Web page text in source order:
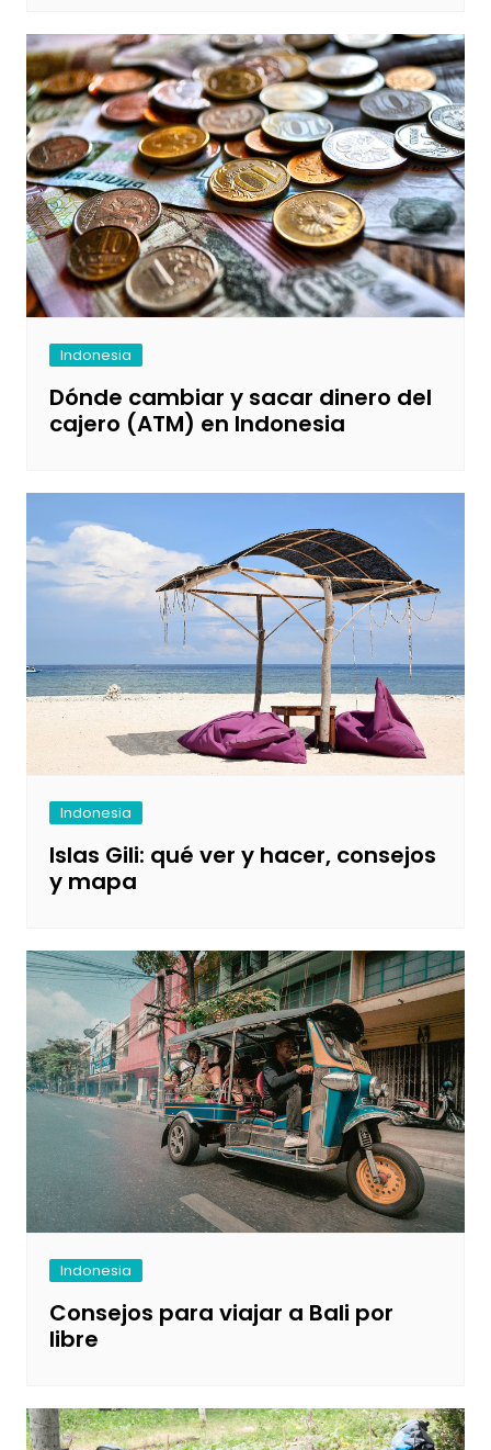
Indonesia
Dónde cambiar y sacar dinero del
cajero (ATM) en Indonesia
Indonesia
Islas Gili: qué ver y hacer, consejos
y mapa
Indonesia
Consejos para viajar a Bali por
libre